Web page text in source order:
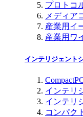
プロトコ
メディア
産業用イ
産業用ワ
インテリジェント
インテリ
インテリ
コンパク